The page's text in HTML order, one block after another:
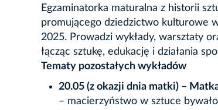
Egzaminatorka maturalna z historii
promującego dziedzictwo kulturowe
2025. Prowadzi wykłady, warsztaty
łącząc sztukę, edukację i działania
Tematy pozostałych wykładów
20.05 (z okazji dnia matki) –
– macierzyństwo w sztuce